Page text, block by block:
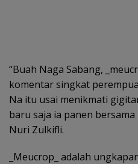
“Buah Naga Sabang,
komentar singkat
Na itu usai menikmati
baru saja ia panen bersama
Nuri Zulkifli.
_Meucrop_ adalah